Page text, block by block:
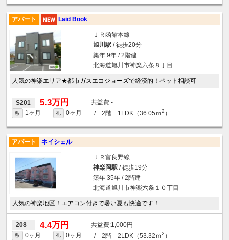
アパート Laid Book
ＪＲ函館本線
旭川駅/ 徒歩20分
築年 9年 / 2階建
北海道旭川市神楽六条８丁目
人気の神楽エリア★都市ガスエコジョーズで経済的！ペット相談可
S201 5.3万円 -
敷 1ヶ月 礼 0ヶ月 / 2階 1LDK（36.05ｍ2 ）
アパート ネイシェル
ＪＲ富良野線
神楽岡駅/ 徒歩19分
築年 35年 / 2階建
北海道旭川市神楽六条１０丁目
人気の神楽地区！エアコン付きで暑い夏も快適です！
208 4.4万円 1,000円
敷 0ヶ月 礼 0ヶ月 / 2階 2LDK（53.32ｍ2 ）